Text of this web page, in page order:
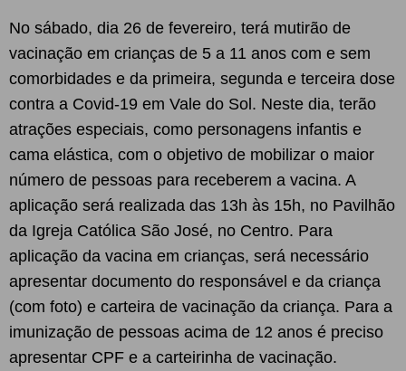
No sábado, dia 26 de fevereiro, terá mutirão de
vacinação em crianças de 5 a 11 anos com e sem
comorbidades e da primeira, segunda e terceira dose
contra a Covid-19 em Vale do Sol. Neste dia, terão
atrações especiais, como personagens infantis e
cama elástica, com o objetivo de mobilizar o maior
número de pessoas para receberem a vacina. A
aplicação será realizada das 13h às 15h, no Pavilhão
da Igreja Católica São José, no Centro. Para
aplicação da vacina em crianças, será necessário
apresentar documento do responsável e da criança
(com foto) e carteira de vacinação da criança. Para a
imunização de pessoas acima de 12 anos é preciso
apresentar CPF e a carteirinha de vacinação.